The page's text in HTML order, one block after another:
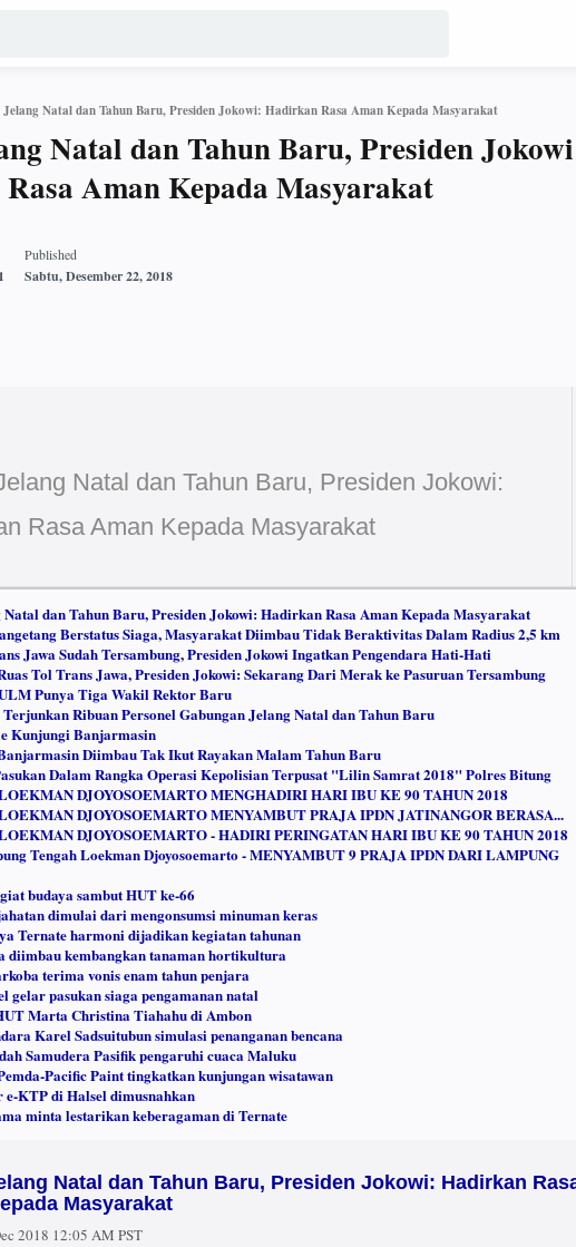
Jelang Natal dan Tahun Baru, Presiden Jokowi: Hadirkan Rasa Aman Kepada Masyarakat
Natal dan Tahun Baru, Presiden
Aman Kepada Masyarakat
Natal dan Tahun Baru, Presiden Jokowi:
Rasa Aman Kepada Masyarakat
Natal dan Tahun Baru, Presiden Jokowi: Hadirkan Rasa Aman Kepada Masyarakat
Berstatus Siaga, Masyarakat Diimbau Tidak Beraktivitas Dalam Radius 2,5 km
Jawa Sudah Tersambung, Presiden Jokowi Ingatkan Pengendara Hati-Hati
Tol Trans Jawa, Presiden Jokowi: Sekarang Dari Merak ke Pasuruan Tersambung
Punya Tiga Wakil Rektor Baru
Ribuan Personel Gabungan Jelang Natal dan Tahun Baru
Kunjungi Banjarmasin
Diimbau Tak Ikut Rayakan Malam Tahun Baru
Dalam Rangka Operasi Kepolisian Terpusat "Lilin Samrat 2018" Polres Bitung
DJOYOSOEMARTO MENGHADIRI HARI IBU KE 90 TAHUN 2018
DJOYOSOEMARTO MENYAMBUT PRAJA IPDN JATINANGOR BERASA...
DJOYOSOEMARTO - HADIRI PERINGATAN HARI IBU KE 90 TAHUN 2018
Tengah Loekman Djoyosoemarto - MENYAMBUT 9 PRAJA IPDN DARI LAMPUNG
budaya sambut HUT ke-66
dimulai dari mengonsumsi minuman keras
Ternate harmoni dijadikan kegiatan tahunan
diimbau kembangkan tanaman hortikultura
terima vonis enam tahun penjara
gelar pasukan siaga pengamanan natal
Marta Christina Tiahahu di Ambon
Karel Sadsuitubun simulasi penanganan bencana
Samudera Pasifik pengaruhi cuaca Maluku
Pacific Paint tingkatkan kunjungan wisatawan
e-KTP di Halsel dimusnahkan
minta lestarikan keberagaman di Ternate
Natal dan Tahun Baru, Presiden Jokowi: Hadirkan
Masyarakat
2018 12:05 AM PST